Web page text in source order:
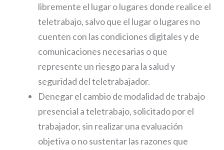
libremente el lugar o lugares donde realice el
teletrabajo, salvo que el lugar o lugares no
cuenten con las condiciones digitales y de
comunicaciones necesarias o que
represente un riesgo para la salud y
seguridad del teletrabajador.
Denegar el cambio de modalidad de trabajo
presencial a teletrabajo, solicitado por el
trabajador, sin realizar una evaluación
objetiva o no sustentar las razones que